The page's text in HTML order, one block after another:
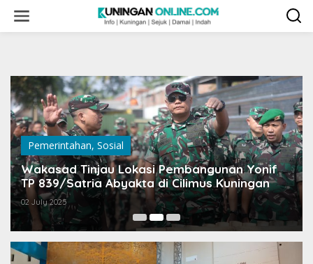
content
Pemerintahan, Sosial
Wakasad Tinjau Lokasi Pembangunan Yonif
TP 839/Satria Abyakta di Cilimus Kuningan
02 July 2025